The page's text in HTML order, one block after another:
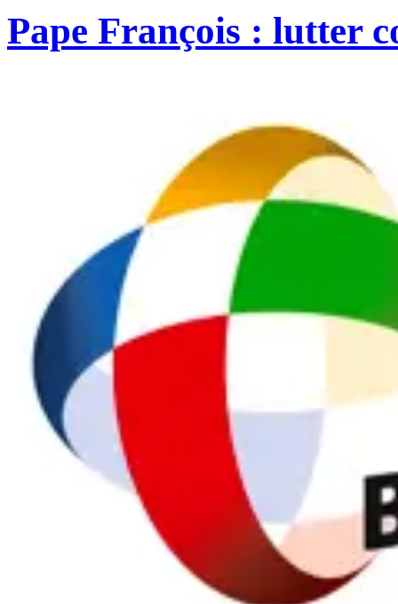
Pape François : lutter